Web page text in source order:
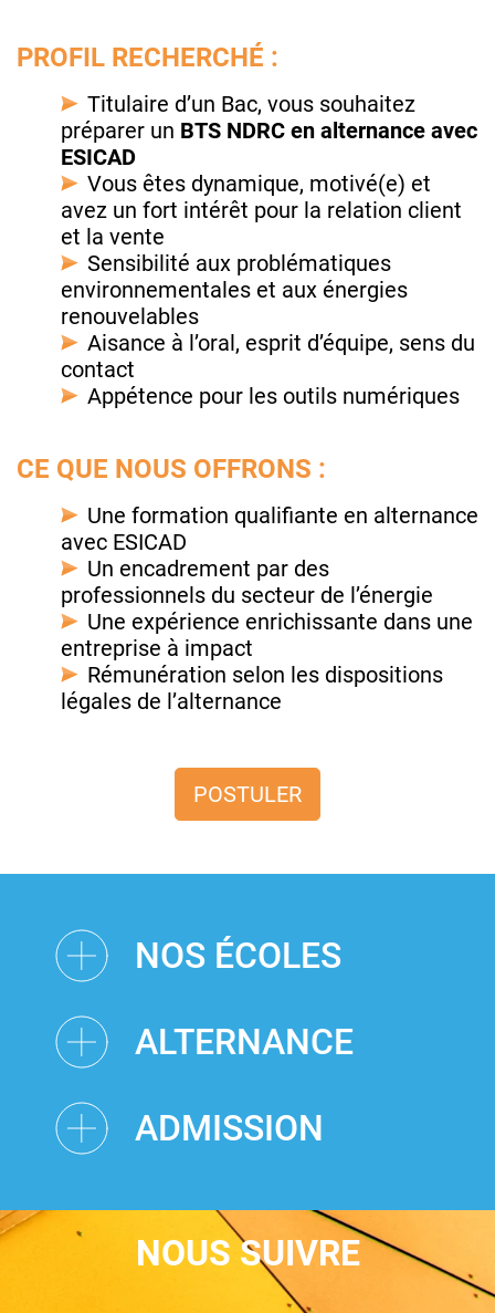
PROFIL RECHERCHÉ :
Titulaire d’un Bac, vous souhaitez
préparer un BTS NDRC en alternance avec
ESICAD
Vous êtes dynamique, motivé(e) et
avez un fort intérêt pour la relation client
et la vente
Sensibilité aux problématiques
environnementales et aux énergies
renouvelables
Aisance à l’oral, esprit d’équipe, sens du
contact
Appétence pour les outils numériques
CE QUE NOUS OFFRONS :
Une formation qualifiante en alternance
avec ESICAD
Un encadrement par des
professionnels du secteur de l’énergie
Une expérience enrichissante dans une
entreprise à impact
Rémunération selon les dispositions
légales de l’alternance
POSTULER
NOS ÉCOLES
ALTERNANCE
ADMISSION
NOUS SUIVRE